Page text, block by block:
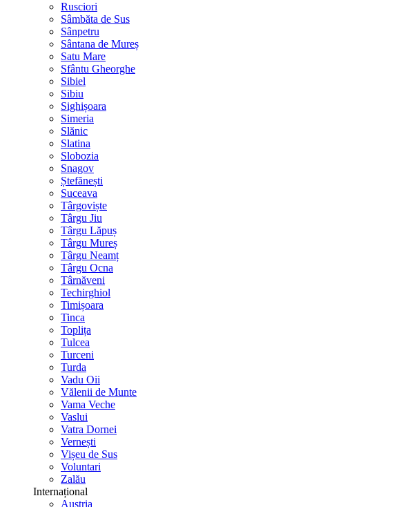
Rusciori
Sâmbăta de Sus
Sânpetru
Sântana de Mureș
Satu Mare
Sfântu Gheorghe
Sibiel
Sibiu
Sighișoara
Simeria
Slănic
Slatina
Slobozia
Snagov
Ștefănești
Suceava
Târgoviște
Târgu Jiu
Târgu Lăpuș
Târgu Mureș
Târgu Neamț
Târgu Ocna
Târnăveni
Techirghiol
Timișoara
Tinca
Toplița
Tulcea
Turceni
Turda
Vadu Oii
Vălenii de Munte
Vama Veche
Vaslui
Vatra Dornei
Vernești
Vișeu de Sus
Voluntari
Zalău
Internațional
Austria